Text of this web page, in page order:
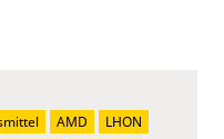
AMD
LHON